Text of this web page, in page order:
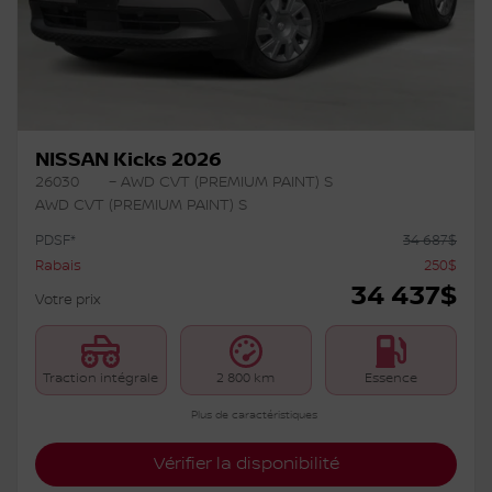
NISSAN Kicks 2026
26030
– AWD CVT (PREMIUM PAINT) S
AWD CVT (PREMIUM PAINT) S
PDSF*
34 687$
Rabais
250$
Votre prix
34 437$
Traction intégrale 2 800 km Essence
Plus de caractéristiques
Vérifier la disponibilité